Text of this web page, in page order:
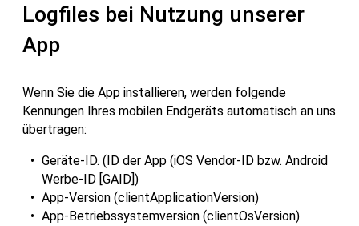
Logfiles bei Nutzung unserer
App
Wenn Sie die App installieren, werden folgende
Kennungen Ihres mobilen Endgeräts automatisch an uns
übertragen:
Geräte-ID. (ID der App (iOS Vendor-ID bzw. Android
Werbe-ID [GAID])
App-Version (clientApplicationVersion)
App-Betriebssystemversion (clientOsVersion)